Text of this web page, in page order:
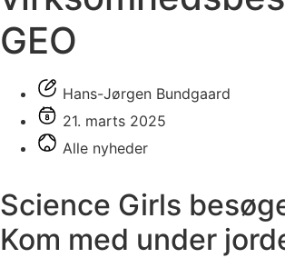
GEO
Hans-Jørgen Bundgaard
21. marts 2025
Alle nyheder
Science Girls
Kom med under